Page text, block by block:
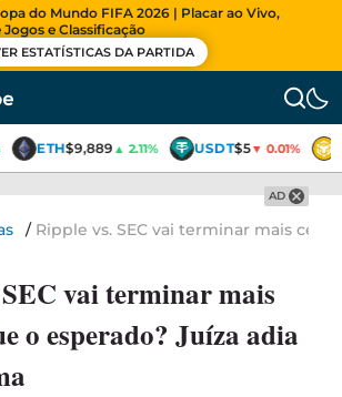
do Mundo FIFA 2026 | Placar ao Vivo,
Jogos e Classificação
ESTATÍSTICAS DA PARTIDA
ETH$9,889▲ 2.11% USDT$5▼ 0.01%
AD
/ Ripple vs. SEC vai terminar mais
vai terminar mais
o esperado? Juíza adia